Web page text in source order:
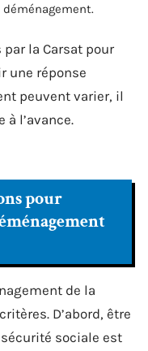
la Carsat pour
une réponse
peuvent varier, il
à l’avance.
pour
de la
D’abord, être
sociale est